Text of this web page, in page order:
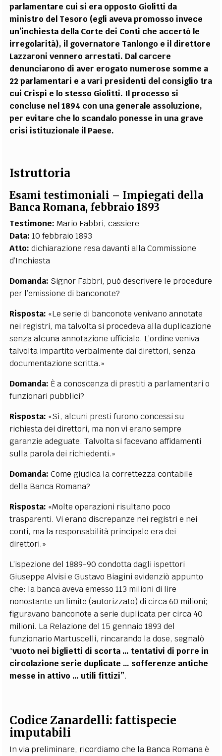
parlamentare cui si era opposto Giolitti da
ministro del Tesoro (egli aveva promosso invece
un’inchiesta della Corte dei Conti che accertò le
irregolarità), il governatore Tanlongo e il direttore
Lazzaroni vennero arrestati. Dal carcere
denunciarono di aver erogato numerose somme a
22 parlamentari e a vari presidenti del consiglio tra
cui Crispi e lo stesso Giolitti. Il processo si
concluse nel 1894 con una generale assoluzione,
per evitare che lo scandalo ponesse in una grave
crisi istituzionale il Paese.
Istruttoria
Esami testimoniali – Impiegati della
Banca Romana, febbraio 1893
Testimone: Mario Fabbri, cassiere
Data: 10 febbraio 1893
Atto: dichiarazione resa davanti alla Commissione
d’Inchiesta
Domanda: Signor Fabbri, può descrivere le procedure
per l’emissione di banconote?
Risposta: «Le serie di banconote venivano annotate
nei registri, ma talvolta si procedeva alla duplicazione
senza alcuna annotazione ufficiale. L’ordine veniva
talvolta impartito verbalmente dai direttori, senza
documentazione scritta.»
Domanda: È a conoscenza di prestiti a parlamentari o
funzionari pubblici?
Risposta: «Sì, alcuni presti furono concessi su
richiesta dei direttori, ma non vi erano sempre
garanzie adeguate. Talvolta si facevano affidamenti
sulla parola dei richiedenti.»
Domanda: Come giudica la correttezza contabile
della Banca Romana?
Risposta: «Molte operazioni risultano poco
trasparenti. Vi erano discrepanze nei registri e nei
conti, ma la responsabilità principale era dei
direttori.»
L’ispezione del 1889-90 condotta dagli ispettori
Giuseppe Alvisi e Gustavo Biagini evidenziò appunto
che: la banca aveva emesso 113 milioni di lire
nonostante un limite (autorizzato) di circa 60 milioni;
figuravano banconote a serie duplicata per circa 40
milioni. La Relazione del 15 gennaio 1893 del
funzionario Martuscelli, rincarando la dose, segnalò
“vuoto nei biglietti di scorta … tentativi di porre in
circolazione serie duplicate … sofferenze antiche
messe in attivo … utili fittizi”.
Codice Zanardelli: fattispecie
imputabili
In via preliminare, ricordiamo che la Banca Romana è